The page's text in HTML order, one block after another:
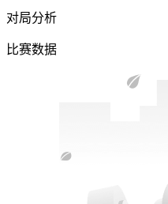
对局分析
比赛数据